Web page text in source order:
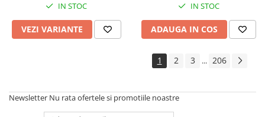
IN STOC
VEZI VARIANTE
IN STOC
ADAUGA IN COS
1 2 3 ... 206
Newsletter Nu rata ofertele si promotiile noastre